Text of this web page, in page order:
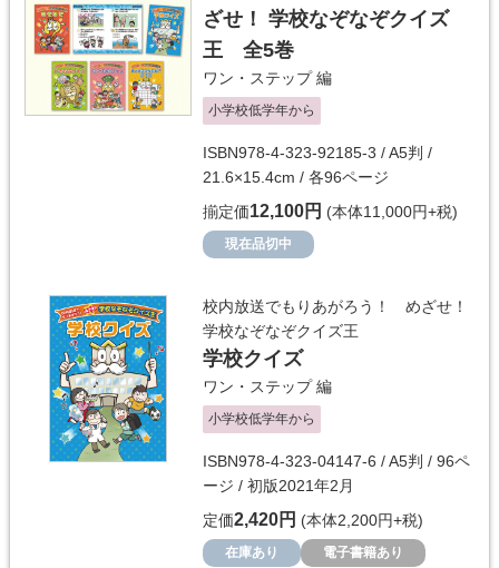
ざせ！ 学校なぞなぞクイズ
王 全5巻
ワン・ステップ編
小学校低学年から
ISBN978-4-323-92185-3 / A5判 /
21.6×15.4cm / 各96ページ
揃定価12,100円 (本体11,000円+税)
現在品切中
校内放送でもりあがろう！ めざせ！
学校なぞなぞクイズ王
学校クイズ
ワン・ステップ編
小学校低学年から
ISBN978-4-323-04147-6 / A5判 / 96ペ
ージ / 初版2021年2月
定価2,420円 (本体2,200円+税)
在庫あり 電子書籍あり